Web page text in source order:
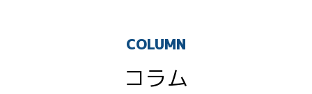
COLUMN
コラム